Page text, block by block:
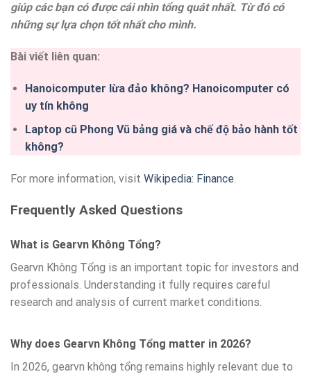
giúp các bạn có được cái nhìn tổng quát nhất. Từ đó có
những sự lựa chọn tốt nhất cho mình.
Bài viết liên quan:
Hanoicomputer lừa đảo không? Hanoicomputer có
uy tín không
Laptop cũ Phong Vũ bảng giá và chế độ bảo hành tốt
không?
For more information, visit Wikipedia: Finance.
Frequently Asked Questions
What is Gearvn Không Tổng?
Gearvn Không Tổng is an important topic for investors and
professionals. Understanding it fully requires careful
research and analysis of current market conditions.
Why does Gearvn Không Tổng matter in 2026?
In 2026, gearvn không tổng remains highly relevant due to